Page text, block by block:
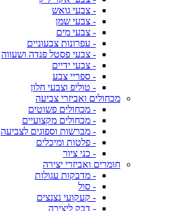
- צבעי גואש
- צבעי שמן
- צבעי מים
- עפרונות צבעוניים
- צבעי פסטל פנדה ושעווה
- צבעי ידיים
- ספריי צבע
- טוליפ וצבעי חלון
מכחולים ואביזרי צביעה
- מכחולים פשוטים
- מכחולים מקצועיים
- מברשות וספוגים לצביעה
- פלטות ומיכלים
- כני ציור
חומרים ואביזרי יצירה
- מדבקות עגולות
- סול
- קעקועי נצנצים
- דבק ליצירה